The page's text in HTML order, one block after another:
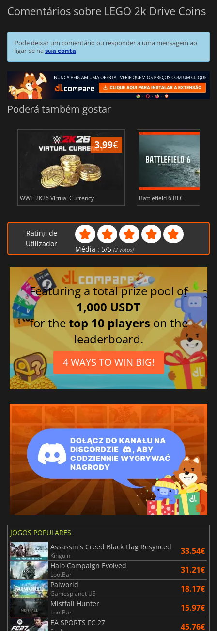
Comentários sobre LEGO 2k Drive Coins
Pode deixar um comentário ou responder a uma mensagem ao
ligar-se nasua conta
Poderá também gostar
3.99€
WWE 2K26 Virtual Currency Battlefield 6 BFC
Rating de
Utilizador
Média : 5/5 (2Votos)
Featuring a total prize pool of
1,000 USDT
for thetop 10 players on the
leaderboard.
4 WAYS TO WIN BIG!
JOGOS POPULARES
Assassin's Creed Black Flag Resynced
Kinguin 33.54€
Halo Campaign Evolved
LootBar 31.21€
Palworld
Gamesplanet US 18.17€
Mistfall Hunter
LootBar 15.97€
EA SPORTS FC 27 45.76€